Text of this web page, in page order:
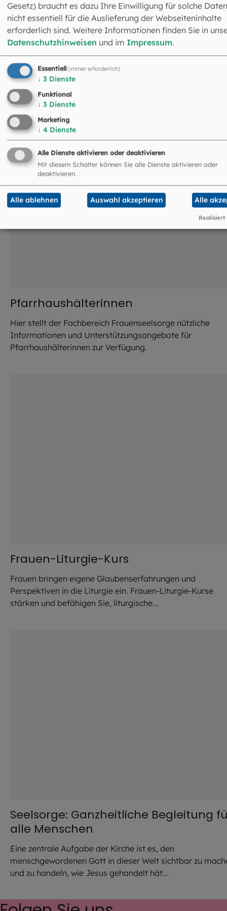
Das könnte Sie auch
interessieren
Pfarrhaushälterinnen
Hier stellt der Fachbereich Frauenseelsorge nützliche
Informationen und Unterstützungsangebote für
Pfarrhaushälterinnen zur Verfügung.
Frauen-Liturgie-Kurs
Frauen bringen eigene Glaubenserfahrungen und
Perspektiven in die Liturgie ein. Frauen-Liturgie-Kurse
stärken und befähigen Sie, liturgische...
Seelsorge: Ganzheitliche Begleitung
alle Menschen
Eine zentrale Aufgabe der Kirche ist es, den
menschgewordenen Gott in dieser Welt sichtbar zu
und zu handeln, wie Jesus gehandelt hät...
Gesetz) braucht es dazu Ihre Einwilligung für solche
nicht essentiell für die Auslieferung der Webseiteninhalte
erforderlich sind. Weitere Informationen finden Sie in
Datenschutzhinweisen und im Impressum.
Essentiell(immer erforderlich)
↓ 3 Dienste
Funktional
↓ 3 Dienste
Marketing
↓ 4 Dienste
Alle Dienste aktivieren oder deaktivieren
Mit diesem Schalter können Sie alle Dienste aktivieren oder
deaktivieren.
Alle ablehnen Auswahl akzeptieren Alle
Realisiert